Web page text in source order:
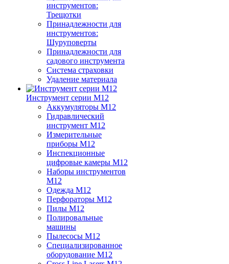
инструментов:
Трещотки
Принадлежности для
инструментов:
Шуруповерты
Принадлежности для
садового инструмента
Система страховки
Удаление материала
Инструмент серии M12
Аккумуляторы M12
Гидравлический
инструмент M12
Измерительные
приборы M12
Инспекционные
цифровые камеры M12
Наборы инструментов
M12
Одежда M12
Перфораторы M12
Пилы M12
Полировальные
машины
Пылесосы M12
Специализированное
оборудование M12